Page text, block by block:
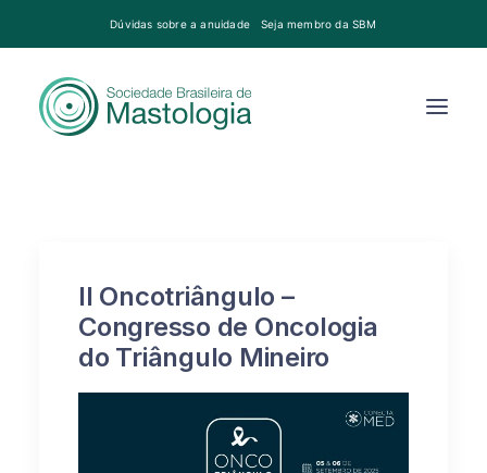
Dúvidas sobre a anuidade Seja membro da SBM
II Oncotriângulo –
Congresso de Oncologia
do Triângulo Mineiro